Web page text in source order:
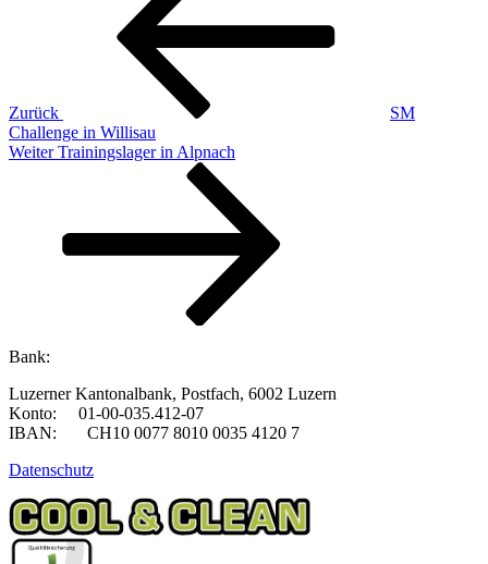
Zurück
SM
Challenge in Willisau
Nächster
Weiter Trainingslager in Alpnach
Bank:
Luzerner Kantonalbank, Postfach, 6002 Luzern
Konto: 01-00-035.412-07
IBAN: CH10 0077 8010 0035 4120 7
Datenschutz